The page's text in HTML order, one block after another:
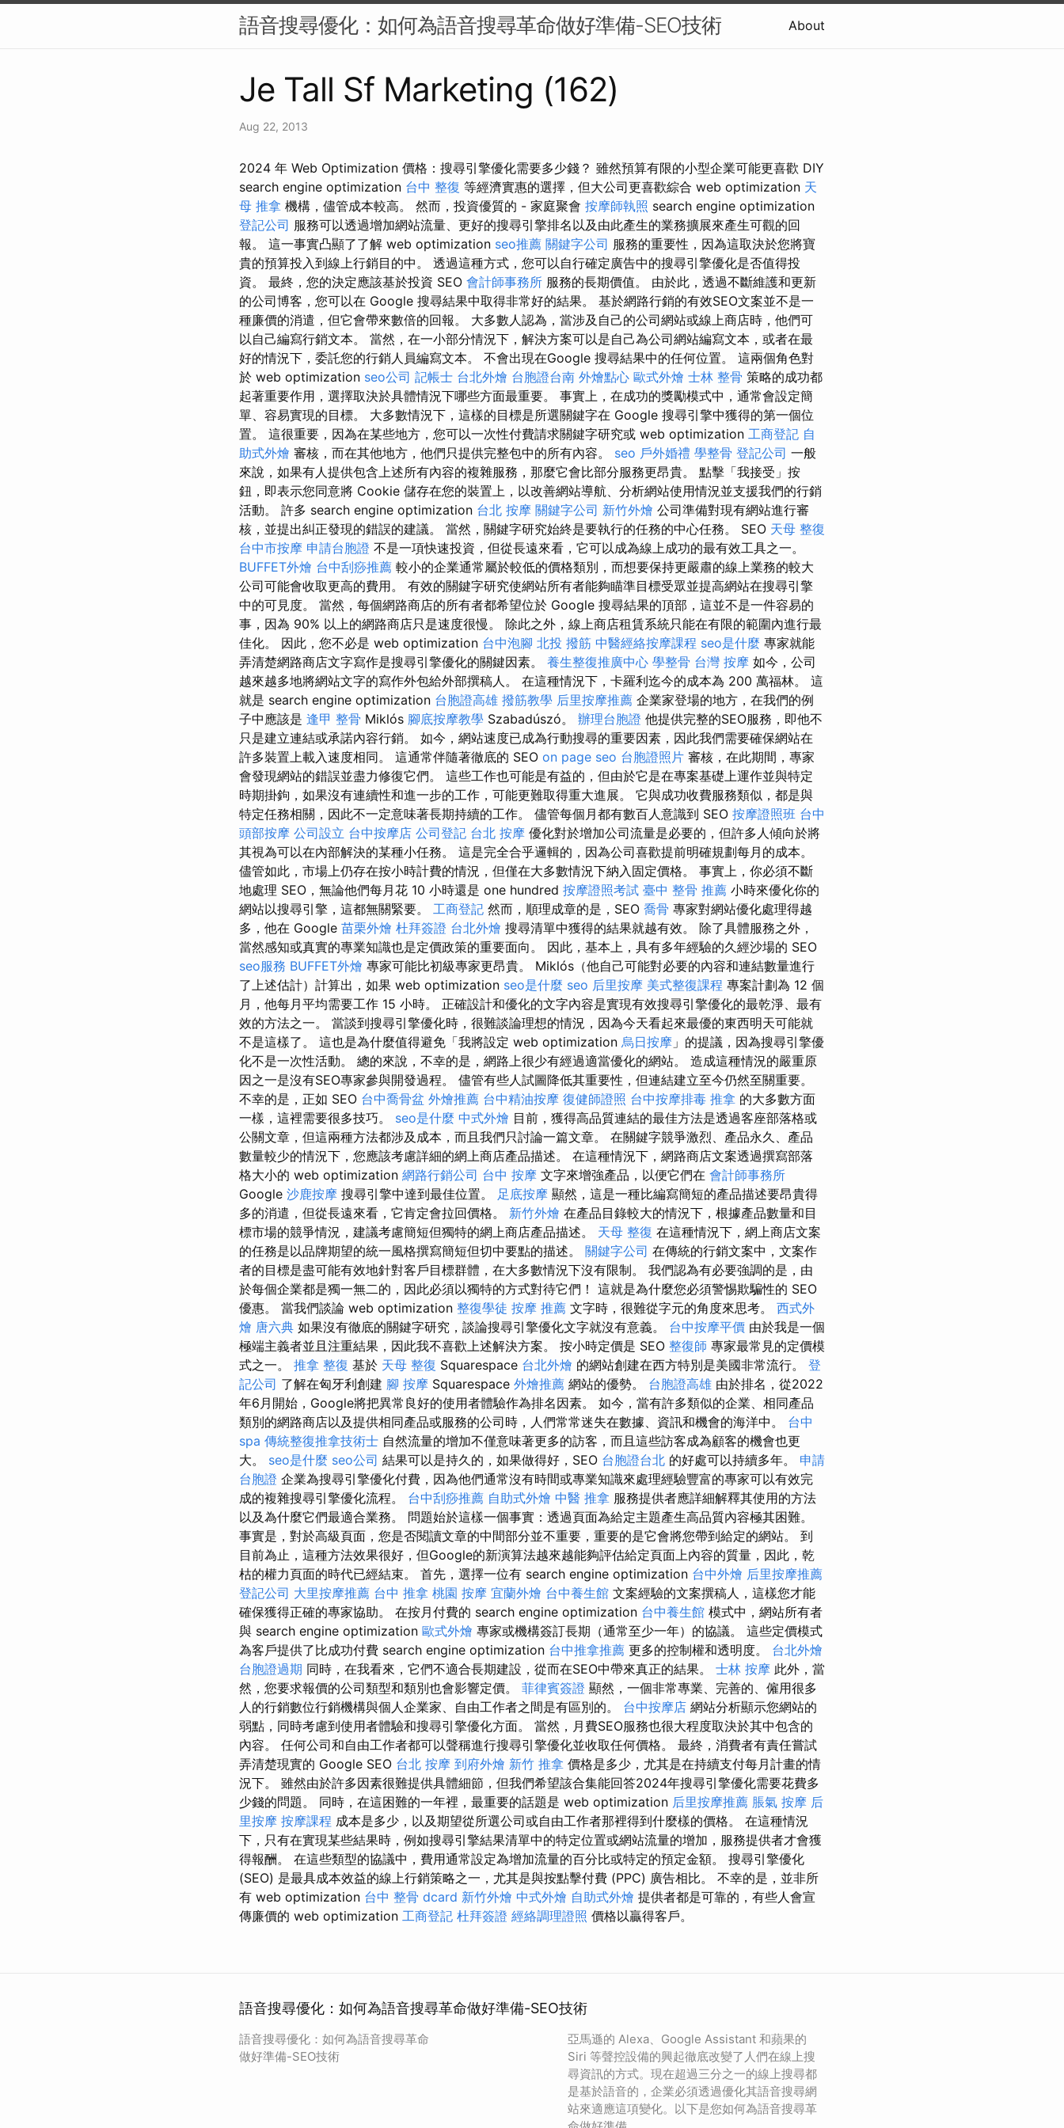
語音搜尋優化：如何為語音搜尋革命做好準備-SEO技術 About
Je Tall Sf Marketing (162)
Aug 22, 2013
2024 年 Web Optimization 價格：搜尋引擎優化需要多少錢？ 雖然預算有限的小型企業可能更喜歡 DIY
search engine optimization 台中 整復 等經濟實惠的選擇，但大公司更喜歡綜合 web optimization 天
母 推拿 機構，儘管成本較高。 然而，投資優質的 - 家庭聚會 按摩師執照 search engine optimization
登記公司 服務可以透過增加網站流量、更好的搜尋引擎排名以及由此產生的業務擴展來產生可觀的回
報。 這一事實凸顯了了解 web optimization seo推薦 關鍵字公司 服務的重要性，因為這取決於您將寶
貴的預算投入到線上行銷目的中。 透過這種方式，您可以自行確定廣告中的搜尋引擎優化是否值得投
資。 最終，您的決定應該基於投資 SEO 會計師事務所 服務的長期價值。 由於此，透過不斷維護和更新
的公司博客，您可以在 Google 搜尋結果中取得非常好的結果。 基於網路行銷的有效SEO文案並不是一
種廉價的消遣，但它會帶來數倍的回報。 大多數人認為，當涉及自己的公司網站或線上商店時，他們可
以自己編寫行銷文本。 當然，在一小部分情況下，解決方案可以是自己為公司網站編寫文本，或者在最
好的情況下，委託您的行銷人員編寫文本。 不會出現在Google 搜尋結果中的任何位置。 這兩個角色對
於 web optimization seo公司 記帳士 台北外燴 台胞證台南 外燴點心 歐式外燴 士林 整骨 策略的成功都
起著重要作用，選擇取決於具體情況下哪些方面最重要。 事實上，在成功的獎勵模式中，通常會設定簡
單、容易實現的目標。 大多數情況下，這樣的目標是所選關鍵字在 Google 搜尋引擎中獲得的第一個位
置。 這很重要，因為在某些地方，您可以一次性付費請求關鍵字研究或 web optimization 工商登記 自
助式外燴 審核，而在其他地方，他們只提供完整包中的所有內容。 seo 戶外婚禮 學整骨 登記公司 一般
來說，如果有人提供包含上述所有內容的複雜服務，那麼它會比部分服務更昂貴。 點擊「我接受」按
鈕，即表示您同意將 Cookie 儲存在您的裝置上，以改善網站導航、分析網站使用情況並支援我們的行銷
活動。 許多 search engine optimization 台北 按摩 關鍵字公司 新竹外燴 公司準備對現有網站進行審
核，並提出糾正發現的錯誤的建議。 當然，關鍵字研究始終是要執行的任務的中心任務。 SEO 天母 整復
台中市按摩 申請台胞證 不是一項快速投資，但從長遠來看，它可以成為線上成功的最有效工具之一。
BUFFET外燴 台中刮痧推薦 較小的企業通常屬於較低的價格類別，而想要保持更嚴肅的線上業務的較大
公司可能會收取更高的費用。 有效的關鍵字研究使網站所有者能夠瞄準目標受眾並提高網站在搜尋引擎
中的可見度。 當然，每個網路商店的所有者都希望位於 Google 搜尋結果的頂部，這並不是一件容易的
事，因為 90% 以上的網路商店只是速度很慢。 除此之外，線上商店租賃系統只能在有限的範圍內進行最
佳化。 因此，您不必是 web optimization 台中泡腳 北投 撥筋 中醫經絡按摩課程 seo是什麼 專家就能
弄清楚網路商店文字寫作是搜尋引擎優化的關鍵因素。 養生整復推廣中心 學整骨 台灣 按摩 如今，公司
越來越多地將網站文字的寫作外包給外部撰稿人。 在這種情況下，卡羅利迄今的成本為 200 萬福林。 這
就是 search engine optimization 台胞證高雄 撥筋教學 后里按摩推薦 企業家登場的地方，在我們的例
子中應該是 逢甲 整骨 Miklós 腳底按摩教學 Szabadúszó。 辦理台胞證 他提供完整的SEO服務，即他不
只是建立連結或承諾內容行銷。 如今，網站速度已成為行動搜尋的重要因素，因此我們需要確保網站在
許多裝置上載入速度相同。 這通常伴隨著徹底的 SEO on page seo 台胞證照片 審核，在此期間，專家
會發現網站的錯誤並盡力修復它們。 這些工作也可能是有益的，但由於它是在專案基礎上運作並與特定
時期掛鉤，如果沒有連續性和進一步的工作，可能更難取得重大進展。 它與成功收費服務類似，都是與
特定任務相關，因此不一定意味著長期持續的工作。 儘管每個月都有數百人意識到 SEO 按摩證照班 台中
頭部按摩 公司設立 台中按摩店 公司登記 台北 按摩 優化對於增加公司流量是必要的，但許多人傾向於將
其視為可以在內部解決的某種小任務。 這是完全合乎邏輯的，因為公司喜歡提前明確規劃每月的成本。
儘管如此，市場上仍存在按小時計費的情況，但僅在大多數情況下納入固定價格。 事實上，你必須不斷
地處理 SEO，無論他們每月花 10 小時還是 one hundred 按摩證照考試 臺中 整骨 推薦 小時來優化你的
網站以搜尋引擎，這都無關緊要。 工商登記 然而，順理成章的是，SEO 喬骨 專家對網站優化處理得越
多，他在 Google 苗栗外燴 杜拜簽證 台北外燴 搜尋清單中獲得的結果就越有效。 除了具體服務之外，
當然感知或真實的專業知識也是定價政策的重要面向。 因此，基本上，具有多年經驗的久經沙場的 SEO
seo服務 BUFFET外燴 專家可能比初級專家更昂貴。 Miklós（他自己可能對必要的內容和連結數量進行
了上述估計）計算出，如果 web optimization seo是什麼 seo 后里按摩 美式整復課程 專案計劃為 12 個
月，他每月平均需要工作 15 小時。 正確設計和優化的文字內容是實現有效搜尋引擎優化的最乾淨、最有
效的方法之一。 當談到搜尋引擎優化時，很難談論理想的情況，因為今天看起來最優的東西明天可能就
不是這樣了。 這也是為什麼值得避免「我將設定 web optimization 烏日按摩 」的提議，因為搜尋引擎優
化不是一次性活動。 總的來說，不幸的是，網路上很少有經過適當優化的網站。 造成這種情況的嚴重原
因之一是沒有SEO專家參與開發過程。 儘管有些人試圖降低其重要性，但連結建立至今仍然至關重要。
不幸的是，正如 SEO 台中喬骨盆 外燴推薦 台中精油按摩 復健師證照 台中按摩排毒 推拿 的大多數方面
一樣，這裡需要很多技巧。 seo是什麼 中式外燴 目前，獲得高品質連結的最佳方法是透過客座部落格或
公關文章，但這兩種方法都涉及成本，而且我們只討論一篇文章。 在關鍵字競爭激烈、產品永久、產品
數量較少的情況下，您應該考慮詳細的網上商店產品描述。 在這種情況下，網路商店文案透過撰寫部落
格大小的 web optimization 網路行銷公司 台中 按摩 文字來增強產品，以便它們在 會計師事務所
Google 沙鹿按摩 搜尋引擎中達到最佳位置。 足底按摩 顯然，這是一種比編寫簡短的產品描述要昂貴得
多的消遣，但從長遠來看，它肯定會拉回價格。 新竹外燴 在產品目錄較大的情況下，根據產品數量和目
標市場的競爭情況，建議考慮簡短但獨特的網上商店產品描述。 天母 整復 在這種情況下，網上商店文案
的任務是以品牌期望的統一風格撰寫簡短但切中要點的描述。 關鍵字公司 在傳統的行銷文案中，文案作
者的目標是盡可能有效地針對客戶目標群體，在大多數情況下沒有限制。 我們認為有必要強調的是，由
於每個企業都是獨一無二的，因此必須以獨特的方式對待它們！ 這就是為什麼您必須警惕欺騙性的 SEO
優惠。 當我們談論 web optimization 整復學徒 按摩 推薦 文字時，很難從字元的角度來思考。 西式外
燴 唐六典 如果沒有徹底的關鍵字研究，談論搜尋引擎優化文字就沒有意義。 台中按摩平價 由於我是一個
極端主義者並且注重結果，因此我不喜歡上述解決方案。 按小時定價是 SEO 整復師 專家最常見的定價模
式之一。 推拿 整復 基於 天母 整復 Squarespace 台北外燴 的網站創建在西方特別是美國非常流行。 登
記公司 了解在匈牙利創建 腳 按摩 Squarespace 外燴推薦 網站的優勢。 台胞證高雄 由於排名，從2022
年6月開始，Google將把異常良好的使用者體驗作為排名因素。 如今，當有許多類似的企業、相同產品
類別的網路商店以及提供相同產品或服務的公司時，人們常常迷失在數據、資訊和機會的海洋中。 台中
spa 傳統整復推拿技術士 自然流量的增加不僅意味著更多的訪客，而且這些訪客成為顧客的機會也更
大。 seo是什麼 seo公司 結果可以是持久的，如果做得好，SEO 台胞證台北 的好處可以持續多年。 申請
台胞證 企業為搜尋引擎優化付費，因為他們通常沒有時間或專業知識來處理經驗豐富的專家可以有效完
成的複雜搜尋引擎優化流程。 台中刮痧推薦 自助式外燴 中醫 推拿 服務提供者應詳細解釋其使用的方法
以及為什麼它們最適合業務。 問題始於這樣一個事實：透過頁面為給定主題產生高品質內容極其困難。
事實是，對於高級頁面，您是否閱讀文章的中間部分並不重要，重要的是它會將您帶到給定的網站。 到
目前為止，這種方法效果很好，但Google的新演算法越來越能夠評估給定頁面上內容的質量，因此，乾
枯的權力頁面的時代已經結束。 首先，選擇一位有 search engine optimization 台中外燴 后里按摩推薦
登記公司 大里按摩推薦 台中 推拿 桃園 按摩 宜蘭外燴 台中養生館 文案經驗的文案撰稿人，這樣您才能
確保獲得正確的專家協助。 在按月付費的 search engine optimization 台中養生館 模式中，網站所有者
與 search engine optimization 歐式外燴 專家或機構簽訂長期（通常至少一年）的協議。 這些定價模式
為客戶提供了比成功付費 search engine optimization 台中推拿推薦 更多的控制權和透明度。 台北外燴
台胞證過期 同時，在我看來，它們不適合長期建設，從而在SEO中帶來真正的結果。 士林 按摩 此外，當
然，您要求報價的公司類型和類別也會影響定價。 菲律賓簽證 顯然，一個非常專業、完善的、僱用很多
人的行銷數位行銷機構與個人企業家、自由工作者之間是有區別的。 台中按摩店 網站分析顯示您網站的
弱點，同時考慮到使用者體驗和搜尋引擎優化方面。 當然，月費SEO服務也很大程度取決於其中包含的
內容。 任何公司和自由工作者都可以聲稱進行搜尋引擎優化並收取任何價格。 最終，消費者有責任嘗試
弄清楚現實的 Google SEO 台北 按摩 到府外燴 新竹 推拿 價格是多少，尤其是在持續支付每月計畫的情
況下。 雖然由於許多因素很難提供具體細節，但我們希望該合集能回答2024年搜尋引擎優化需要花費多
少錢的問題。 同時，在這困難的一年裡，最重要的話題是 web optimization 后里按摩推薦 脹氣 按摩 后
里按摩 按摩課程 成本是多少，以及期望從所選公司或自由工作者那裡得到什麼樣的價格。 在這種情況
下，只有在實現某些結果時，例如搜尋引擎結果清單中的特定位置或網站流量的增加，服務提供者才會獲
得報酬。 在這些類型的協議中，費用通常設定為增加流量的百分比或特定的預定金額。 搜尋引擎優化
(SEO) 是最具成本效益的線上行銷策略之一，尤其是與按點擊付費 (PPC) 廣告相比。 不幸的是，並非所
有 web optimization 台中 整骨 dcard 新竹外燴 中式外燴 自助式外燴 提供者都是可靠的，有些人會宣
傳廉價的 web optimization 工商登記 杜拜簽證 經絡調理證照 價格以贏得客戶。
語音搜尋優化：如何為語音搜尋革命做好準備-SEO技術
語音搜尋優化：如何為語音搜尋革命
做好準備-SEO技術
亞馬遜的 Alexa、Google Assistant 和蘋果的
Siri 等聲控設備的興起徹底改變了人們在線上搜
尋資訊的方式。現在超過三分之一的線上搜尋都
是基於語音的，企業必須透過優化其語音搜尋網
站來適應這項變化。以下是您如何為語音搜尋革